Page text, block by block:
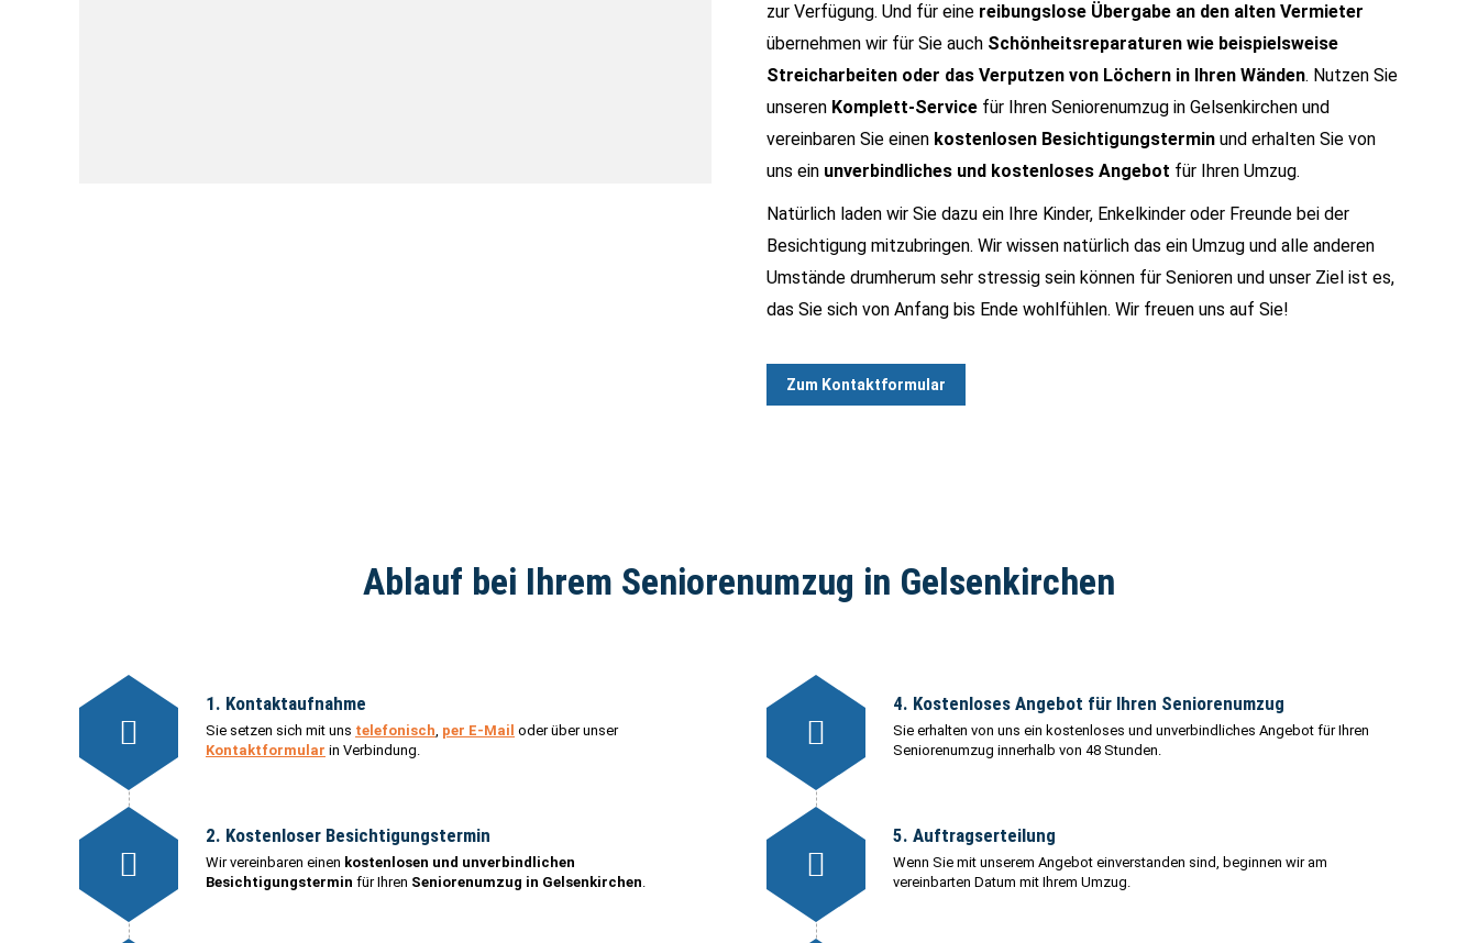
zur Verfügung. Und für eine reibungslose Übergabe an den alten Vermieter
übernehmen wir für Sie auch Schönheitsreparaturen wie beispielsweise
Streicharbeiten oder das Verputzen von Löchern in Ihren Wänden. Nutzen Sie
unseren Komplett-Service für Ihren Seniorenumzug in Gelsenkirchen und
vereinbaren Sie einen kostenlosen Besichtigungstermin und erhalten Sie von
uns ein unverbindliches und kostenloses Angebot für Ihren Umzug.
Natürlich laden wir Sie dazu ein Ihre Kinder, Enkelkinder oder Freunde bei der
Besichtigung mitzubringen. Wir wissen natürlich das ein Umzug und alle anderen
Umstände drumherum sehr stressig sein können für Senioren und unser Ziel ist es,
das Sie sich von Anfang bis Ende wohlfühlen. Wir freuen uns auf Sie!
Zum Kontaktformular
Ablauf bei Ihrem Seniorenumzug in Gelsenkirchen
1. Kontaktaufnahme
Sie setzen sich mit uns telefonisch, per E-Mail oder über unser
Kontaktformular in Verbindung.
2. Kostenloser Besichtigungstermin
Wir vereinbaren einen kostenlosen und unverbindlichen
Besichtigungstermin für Ihren Seniorenumzug in Gelsenkirchen.
4. Kostenloses Angebot für Ihren Seniorenumzug
Sie erhalten von uns ein kostenloses und unverbindliches Angebot für Ihren
Seniorenumzug innerhalb von 48 Stunden.
5. Auftragserteilung
Wenn Sie mit unserem Angebot einverstanden sind, beginnen wir am
vereinbarten Datum mit Ihrem Umzug.